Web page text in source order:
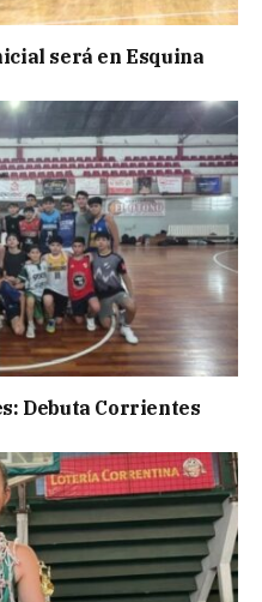
será en Esquina
Debuta Corrientes